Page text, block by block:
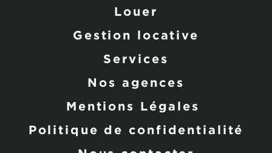
Louer
Gestion locative
Services
Nos agences
Mentions Légales
Politique de confidentialité